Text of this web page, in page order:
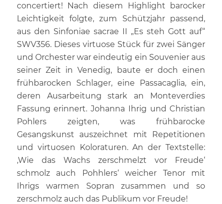
concertiert! Nach diesem Highlight barocker
Leichtigkeit folgte, zum Schützjahr passend,
aus den Sinfoniae sacrae II „Es steh Gott auf“
SWV356. Dieses virtuose Stück für zwei Sänger
und Orchester war eindeutig ein Souvenier aus
seiner Zeit in Venedig, baute er doch einen
frühbarocken Schlager, eine Passacaglia, ein,
deren Ausarbeitung stark an Monteverdies
Fassung erinnert. Johanna Ihrig und Christian
Pohlers zeigten, was frühbarocke
Gesangskunst auszeichnet mit Repetitionen
und virtuosen Koloraturen. An der Textstelle:
‚Wie das Wachs zerschmelzt vor Freude‘
schmolz auch Pohhlers‘ weicher Tenor mit
Ihrigs warmen Sopran zusammen und so
zerschmolz auch das Publikum vor Freude!